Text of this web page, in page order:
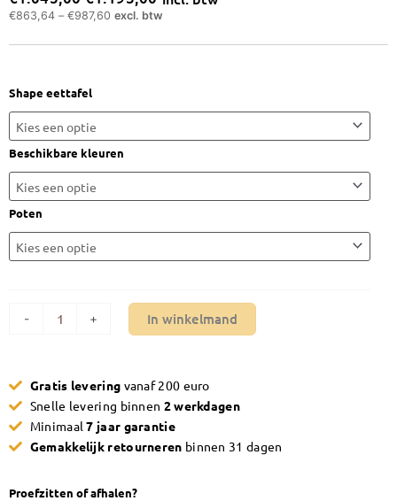
Prijsklasse:
€1.045,00
tot
€863,64 – €987,60 excl. btw
Shape eettafel
Beschikbare kleuren
Poten
-
Eettafel
Maxfurn
Shape
aantal
+ In winkelmand
Gratis levering vanaf 200 euro
Snelle levering binnen 2 werkdagen
Minimaal7 jaar garantie
Gemakkelijk retourneren binnen 31 dagen
Proefzitten of afhalen?